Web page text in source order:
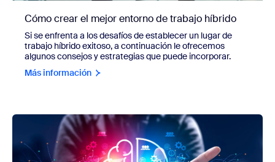
Cómo crear el mejor entorno de trabajo híbrido
Si se enfrenta a los desafíos de establecer un lugar de
trabajo híbrido exitoso, a continuación le ofrecemos
algunos consejos y estrategias que puede incorporar.
Más información